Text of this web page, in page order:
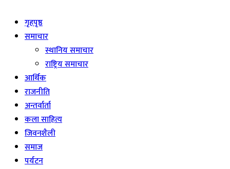
गृहपृष्ठ
समाचार
स्थानिय समाचार
राष्ट्रिय समाचार
आर्थिक
राजनीति
अन्तर्वार्ता
कला साहित्य
जिवनशैली
समाज
पर्यटन